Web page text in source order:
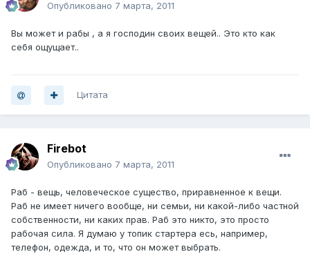
Опубликовано 7 марта, 2011
Вы может и рабы , а я господин своих вещей.. Это кто как
себя ощущает..
Цитата
Firebot
Опубликовано 7 марта, 2011
Раб - вещь, человеческое существо, приравненное к вещи.
Раб не имеет ничего вообще, ни семьи, ни какой-либо частной
собственности, ни каких прав. Раб это никто, это просто
рабочая сила. Я думаю у топик стартера есь, например,
телефон, одежда, и то, что он может выбрать.